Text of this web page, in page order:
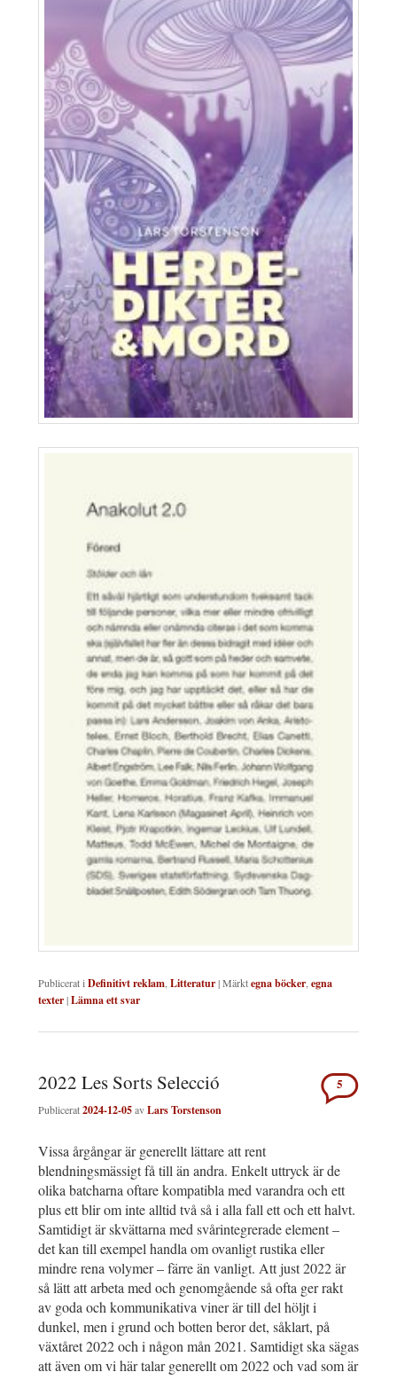
Publicerat i Definitivt reklam Litteratur|Märktegna böcker egna
texter|Lämna ett svar
2022 Les Sorts Selecció
Publicerat2024-12-05avLars Torstenson
5
Vissa årgångar är generellt lättare att rent
blendningsmässigt få till än andra. Enkelt uttryck är de
olika batcharna oftare kompatibla med varandra och ett
plus ett blir om inte alltid två så i alla fall ett och ett halvt.
Samtidigt är skvättarna med svårintegrerade element –
det kan till exempel handla om ovanligt rustika eller
mindre rena volymer – färre än vanligt. Att just 2022 är
så lätt att arbeta med och genomgående så ofta ger rakt
av goda och kommunikativa viner är till del höljt i
dunkel, men i grund och botten beror det, såklart, på
växtåret 2022 och i någon mån 2021. Samtidigt ska sägas
att även om vi här talar generellt om 2022 och vad som är